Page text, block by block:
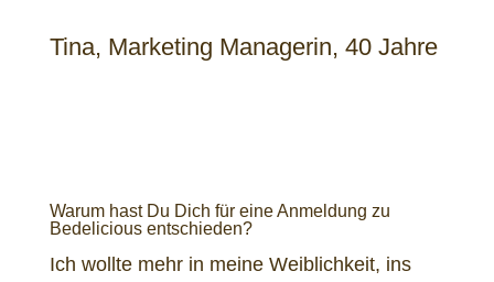
Tina, Marketing Managerin, 40 Jahre
Warum hast Du Dich für eine Anmeldung zu
Bedelicious entschieden?
Ich wollte mehr in meine Weiblichkeit, ins